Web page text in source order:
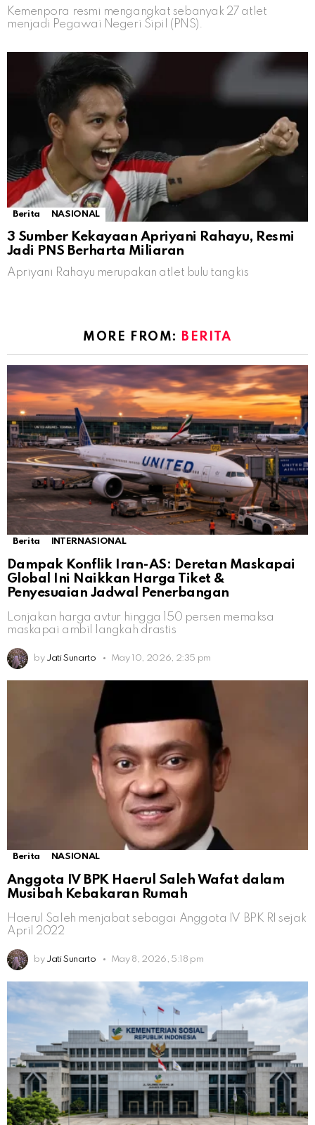
Kemenpora resmi mengangkat sebanyak 27 atlet
menjadi Pegawai Negeri Sipil (PNS).
Berita NASIONAL
3 Sumber Kekayaan Apriyani Rahayu, Resmi
Jadi PNS Berharta Miliaran
Apriyani Rahayu merupakan atlet bulu tangkis
MORE FROM: BERITA
Berita INTERNASIONAL
Dampak Konflik Iran-AS: Deretan Maskapai
Global Ini Naikkan Harga Tiket &
Penyesuaian Jadwal Penerbangan
Lonjakan harga avtur hingga 150 persen memaksa
maskapai ambil langkah drastis
by Jati Sunarto May 10, 2026, 2:35 pm
Berita NASIONAL
Anggota IV BPK Haerul Saleh Wafat dalam
Musibah Kebakaran Rumah
Haerul Saleh menjabat sebagai Anggota IV BPK RI sejak
April 2022
by Jati Sunarto May 8, 2026, 5:18 pm